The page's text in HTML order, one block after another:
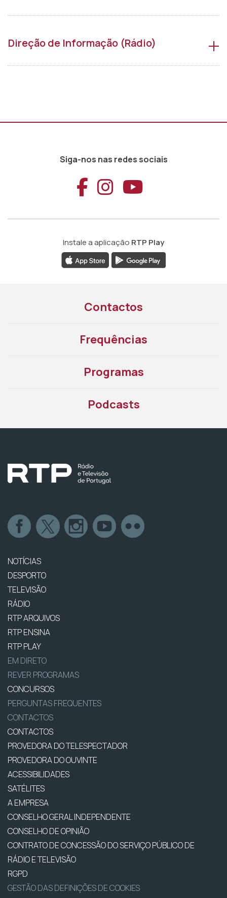
Direção de Informação (Rádio)
Siga-nos nas redes sociais
Aceder ao
Aceder ao
Aceder
Instale a aplicação RTP Play
Contactos
Frequências
Programas
Podcasts
NOTÍCIAS
DESPORTO
TELEVISÃO
RÁDIO
RTP ARQUIVOS
RTP ENSINA
RTP PLAY
EM DIRETO
REVER PROGRAMAS
CONCURSOS
PERGUNTAS FREQUENTES
CONTACTOS
CONTACTOS
PROVEDORA DO TELESPECTADOR
PROVEDORA DO OUVINTE
ACESSIBILIDADES
SATÉLITES
A EMPRESA
CONSELHO GERAL INDEPENDENTE
CONSELHO DE OPINIÃO
CONTRATO DE CONCESSÃO DO SERVIÇO PÚBLICO DE
RÁDIO E TELEVISÃO
RGPD
GESTÃO DAS DEFINIÇÕES DE COOKIES